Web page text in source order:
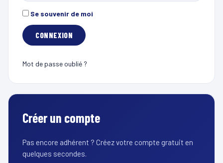
Se souvenir de moi
Mot de passe oublié ?
Créer un compte
Pas encore adhérent ? Créez votre compte gratuit en
quelques secondes.